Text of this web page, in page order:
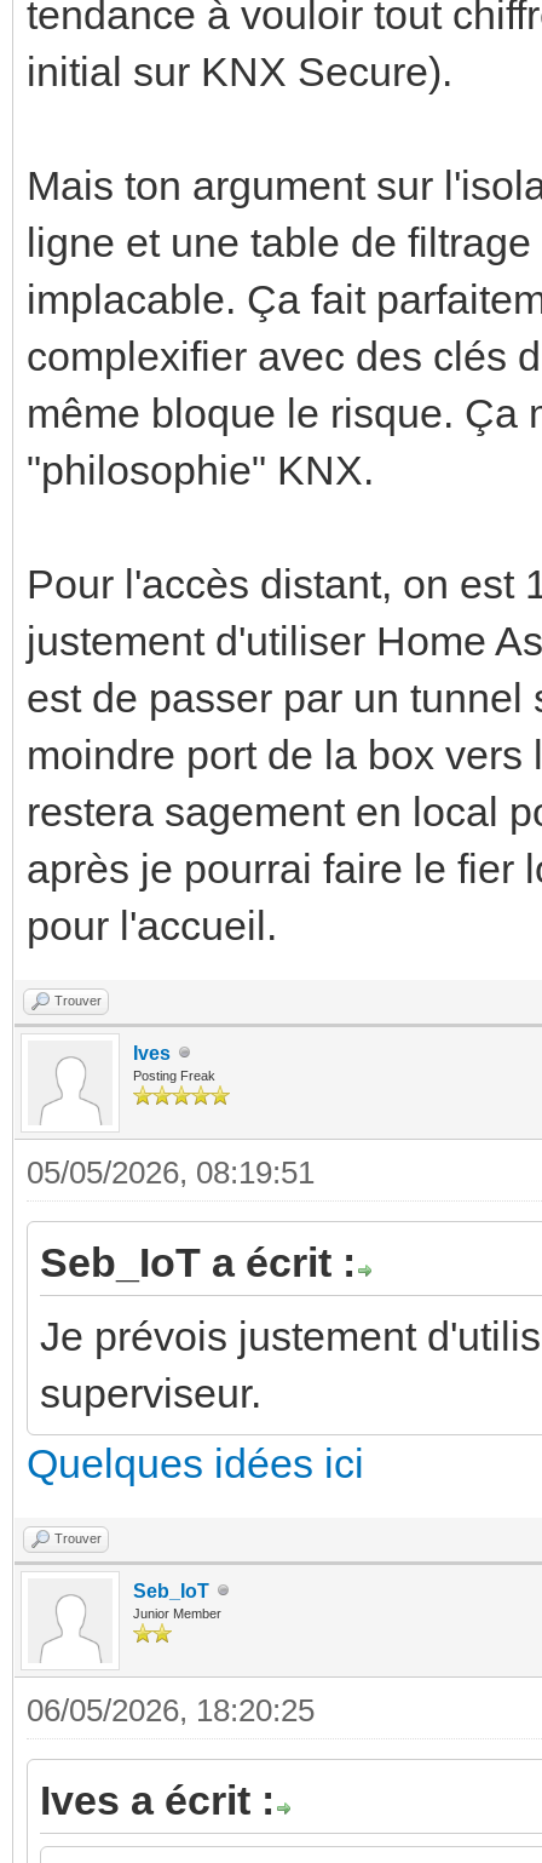
tendance à vouloir tout
initial sur KNX Secure).
Mais ton argument sur
ligne et une table de
implacable. Ça fait
complexifier avec des clés
même bloque le risque. Ça
"philosophie" KNX.
Pour l'accès distant, on est
justement d'utiliser Home
est de passer par un
moindre port de la box
restera sagement en local
après je pourrai faire le fier
pour l'accueil.
Trouver
Ives
Posting Freak
05/05/2026, 08:19:51
Seb_IoT a écrit :
Je prévois justement
superviseur.
Quelques idées ici
Trouver
Seb_IoT
Junior Member
06/05/2026, 18:20:25
Ives a écrit :